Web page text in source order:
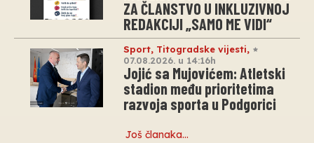
ZA ČLANSTVO U INKLUZIVNOJ
REDAKCIJI „SAMO ME VIDI“
Sport, Titogradske vijesti,
07.08.2026. u 14:16h
Jojić sa Mujovićem: Atletski
stadion među prioritetima
razvoja sporta u Podgorici
Još članaka…